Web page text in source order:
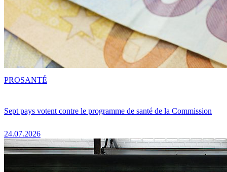
Sept pays votent contre le programme de santé de la Commission
24.07.2026
PROSANTÉ